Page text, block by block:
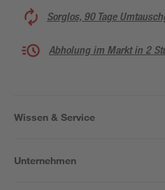
Sorglos, 90 Tage
Abholung im Markt in 2
Wissen & Service
Unternehmen